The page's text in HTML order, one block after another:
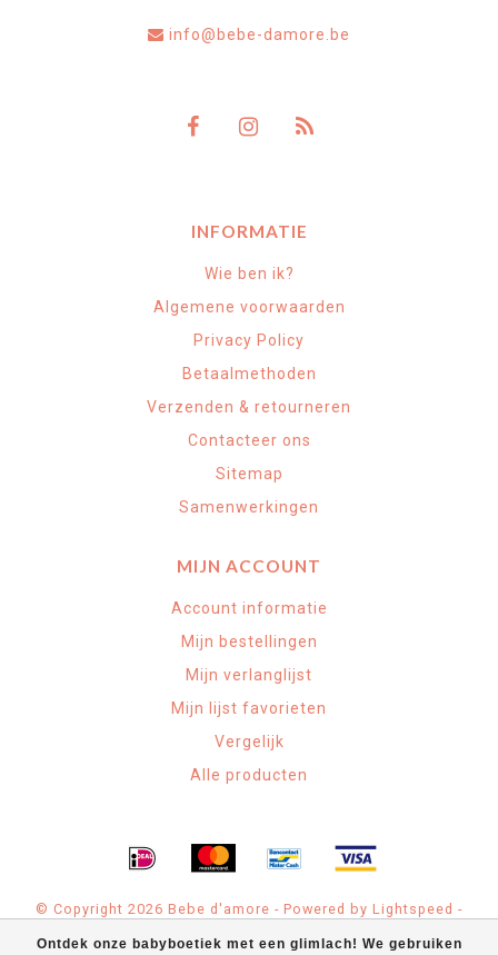
Ontdek onze babyboetiek met een glimlach! We gebruiken
info@bebe-damore.be
INFORMATIE
Wie ben ik?
Algemene voorwaarden
Privacy Policy
Betaalmethoden
Verzenden & retourneren
Contacteer ons
Sitemap
Samenwerkingen
MIJN ACCOUNT
Account informatie
Mijn bestellingen
Mijn verlanglijst
Mijn lijst favorieten
Vergelijk
Alle producten
© Copyright 2026 Bebe d'amore - Powered by Lightspeed -